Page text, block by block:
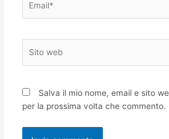
web
Salva il mio nome, email e sito
per la prossima volta che commento.